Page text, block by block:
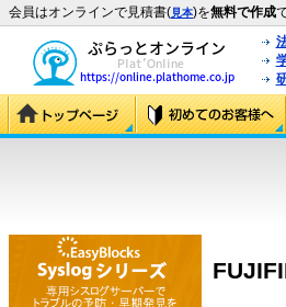
会員はオンラインで見積書(見本)を無料で作成